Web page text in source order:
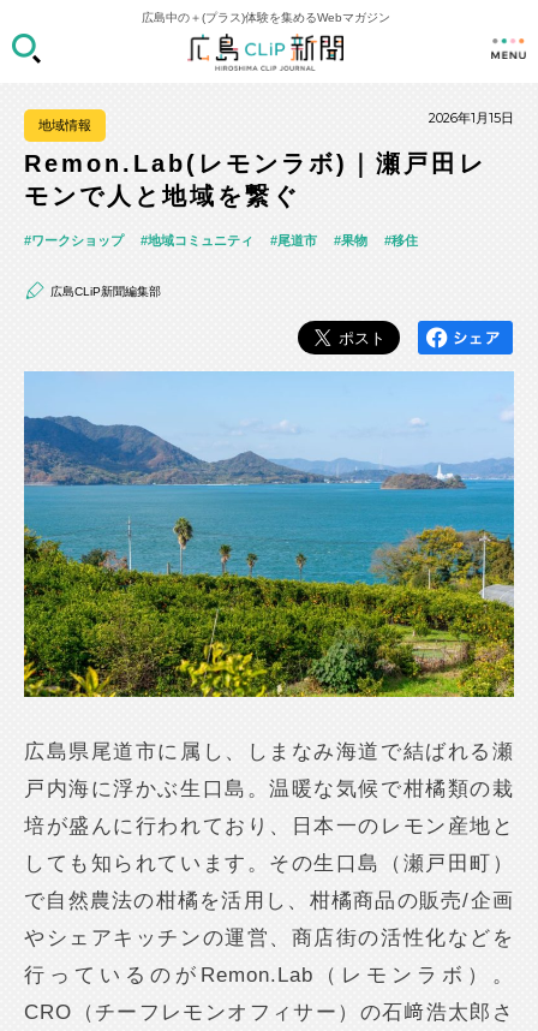
広島中の＋(プラス)体験を集めるWebマガジン
地域情報 2026年1月15日
Remon.Lab(レモンラボ)｜瀬戸田レ
モンで人と地域を繋ぐ
ワークショップ 地域コミュニティ 尾道市 果物 移住
広島CLiP新聞編集部
広島県尾道市に属し、しまなみ海道で結ばれる瀬
戸内海に浮かぶ生口島。温暖な気候で柑橘類の栽
培が盛んに行われており、日本一のレモン産地と
しても知られています。その生口島（瀬戸田町）
で自然農法の柑橘を活用し、柑橘商品の販売/企画
やシェアキッチンの運営、商店街の活性化などを
行っているのがRemon.Lab（レモンラボ）。
CRO（チーフレモンオフィサー）の石﨑浩太郎さ